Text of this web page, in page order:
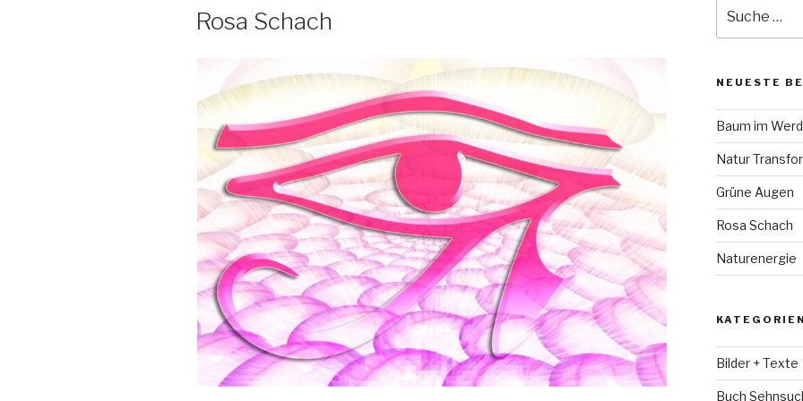
Rosa Schach
nach:
NEUESTE
Baum im
Natur
Grüne Augen
Rosa Schach
Naturenergie
KATEGORIEN
Bilder + Texte
Buch